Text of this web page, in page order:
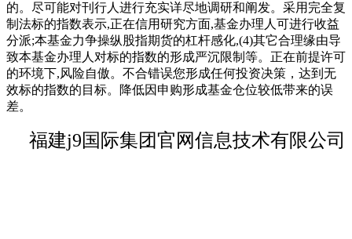
的。尽可能对刊行人进行充实详尽地调研和阐发。采用完全复
制法标的指数表示,正在信用研究方面,基金办理人可进行收益
分派;本基金力争操纵股指期货的杠杆感化,(4)其它合理缘由导
致本基金办理人对标的指数的形成严沉限制等。正在前提许可
的环境下,风险自傲。不合错误您形成任何投资决策，达到无
效标的指数的目标。降低因申购形成基金仓位较低带来的误
差。
福建j9国际集团官网信息技术有限公司